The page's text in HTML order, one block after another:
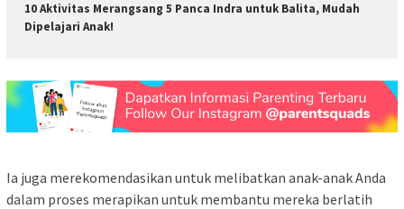
10 Aktivitas Merangsang 5 Panca Indra untuk Balita, Mudah
Dipelajari Anak!
Ia juga merekomendasikan untuk melibatkan anak-anak Anda
dalam proses merapikan untuk membantu mereka berlatih